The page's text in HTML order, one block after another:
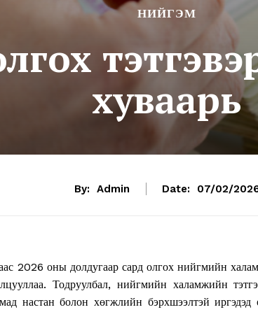
НИЙГЭМ
хуваарь
By: Admin Date: 07/02/
2026 оны долдугаар сард олгох нийгмийн
Тодруулбал, нийгмийн халамжийн
настан болон хөгжлийн бэрхшээлтэй иргэдэд